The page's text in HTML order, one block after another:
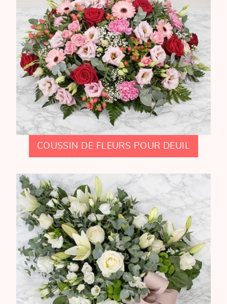
COUSSIN DE FLEURS POUR DEUIL